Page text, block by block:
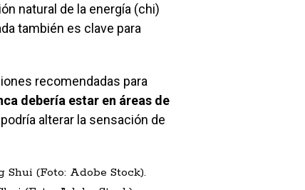
natural de la energía (chi)
también es clave para
recomendadas para
debería estar en áreas de
alterar la sensación de